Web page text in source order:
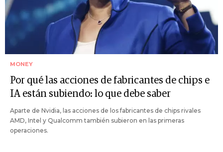
MONEY
Por qué las acciones de fabricantes de chips e
IA están subiendo: lo que debe saber
Aparte de Nvidia, las acciones de los fabricantes de chips rivales
AMD, Intel y Qualcomm también subieron en las primeras
operaciones.